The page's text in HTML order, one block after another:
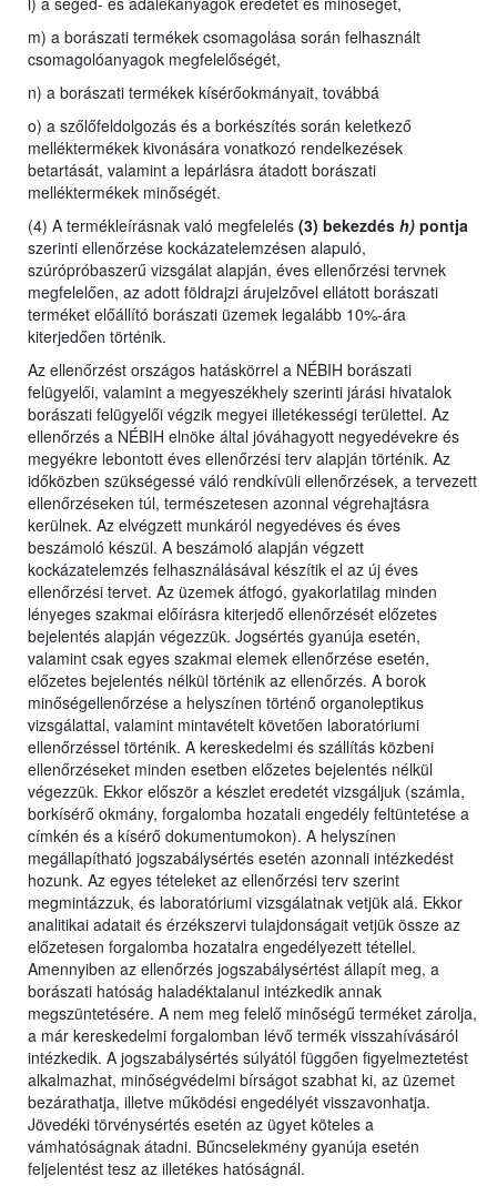
m) a borászati termékek csomagolása során felhasznált
csomagolóanyagok megfelelőségét,
n) a borászati termékek kísérőokmányait, továbbá
o) a szőlőfeldolgozás és a borkészítés során keletkező
melléktermékek kivonására vonatkozó rendelkezések
betartását, valamint a lepárlásra átadott borászati
melléktermékek minőségét.
(4) A termékleírásnak való megfelelés (3) bekezdés h) pontja
szerinti ellenőrzése kockázatelemzésen alapuló,
szúrópróbaszerű vizsgálat alapján, éves ellenőrzési tervnek
megfelelően, az adott földrajzi árujelzővel ellátott borászati
terméket előállító borászati üzemek legalább 10%-ára
kiterjedően történik.
Az ellenőrzést országos hatáskörrel a NÉBIH borászati
felügyelői, valamint a megyeszékhely szerinti járási hivatalok
borászati felügyelői végzik megyei illetékességi területtel. Az
ellenőrzés a NÉBIH elnöke által jóváhagyott negyedévekre és
megyékre lebontott éves ellenőrzési terv alapján történik. Az
időközben szükségessé váló rendkívüli ellenőrzések, a tervezett
ellenőrzéseken túl, természetesen azonnal végrehajtásra
kerülnek. Az elvégzett munkáról negyedéves és éves
beszámoló készül. A beszámoló alapján végzett
kockázatelemzés felhasználásával készítik el az új éves
ellenőrzési tervet. Az üzemek átfogó, gyakorlatilag minden
lényeges szakmai előírásra kiterjedő ellenőrzését előzetes
bejelentés alapján végezzük. Jogsértés gyanúja esetén,
valamint csak egyes szakmai elemek ellenőrzése esetén,
előzetes bejelentés nélkül történik az ellenőrzés. A borok
minőségellenőrzése a helyszínen történő organoleptikus
vizsgálattal, valamint mintavételt követően laboratóriumi
ellenőrzéssel történik. A kereskedelmi és szállítás közbeni
ellenőrzéseket minden esetben előzetes bejelentés nélkül
végezzük. Ekkor először a készlet eredetét vizsgáljuk (számla,
borkísérő okmány, forgalomba hozatali engedély feltüntetése a
címkén és a kísérő dokumentumokon). A helyszínen
megállapítható jogszabálysértés esetén azonnali intézkedést
hozunk. Az egyes tételeket az ellenőrzési terv szerint
megmintázzuk, és laboratóriumi vizsgálatnak vetjük alá. Ekkor
analitikai adatait és érzékszervi tulajdonságait vetjük össze az
előzetesen forgalomba hozatalra engedélyezett tétellel.
Amennyiben az ellenőrzés jogszabálysértést állapít meg, a
borászati hatóság haladéktalanul intézkedik annak
megszüntetésére. A nem meg felelő minőségű terméket zárolja,
a már kereskedelmi forgalomban lévő termék visszahívásáról
intézkedik. A jogszabálysértés súlyától függően figyelmeztetést
alkalmazhat, minőségvédelmi bírságot szabhat ki, az üzemet
bezárathatja, illetve működési engedélyét visszavonhatja.
Jövedéki törvénysértés esetén az ügyet köteles a
vámhatóságnak átadni. Bűncselekmény gyanúja esetén
feljelentést tesz az illetékes hatóságnál.